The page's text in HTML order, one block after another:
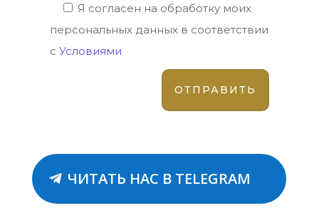
Я согласен на обработку моих
персональных данных в соответствии
с Условиями
ЧИТАТЬ НАС В TELEGRAM